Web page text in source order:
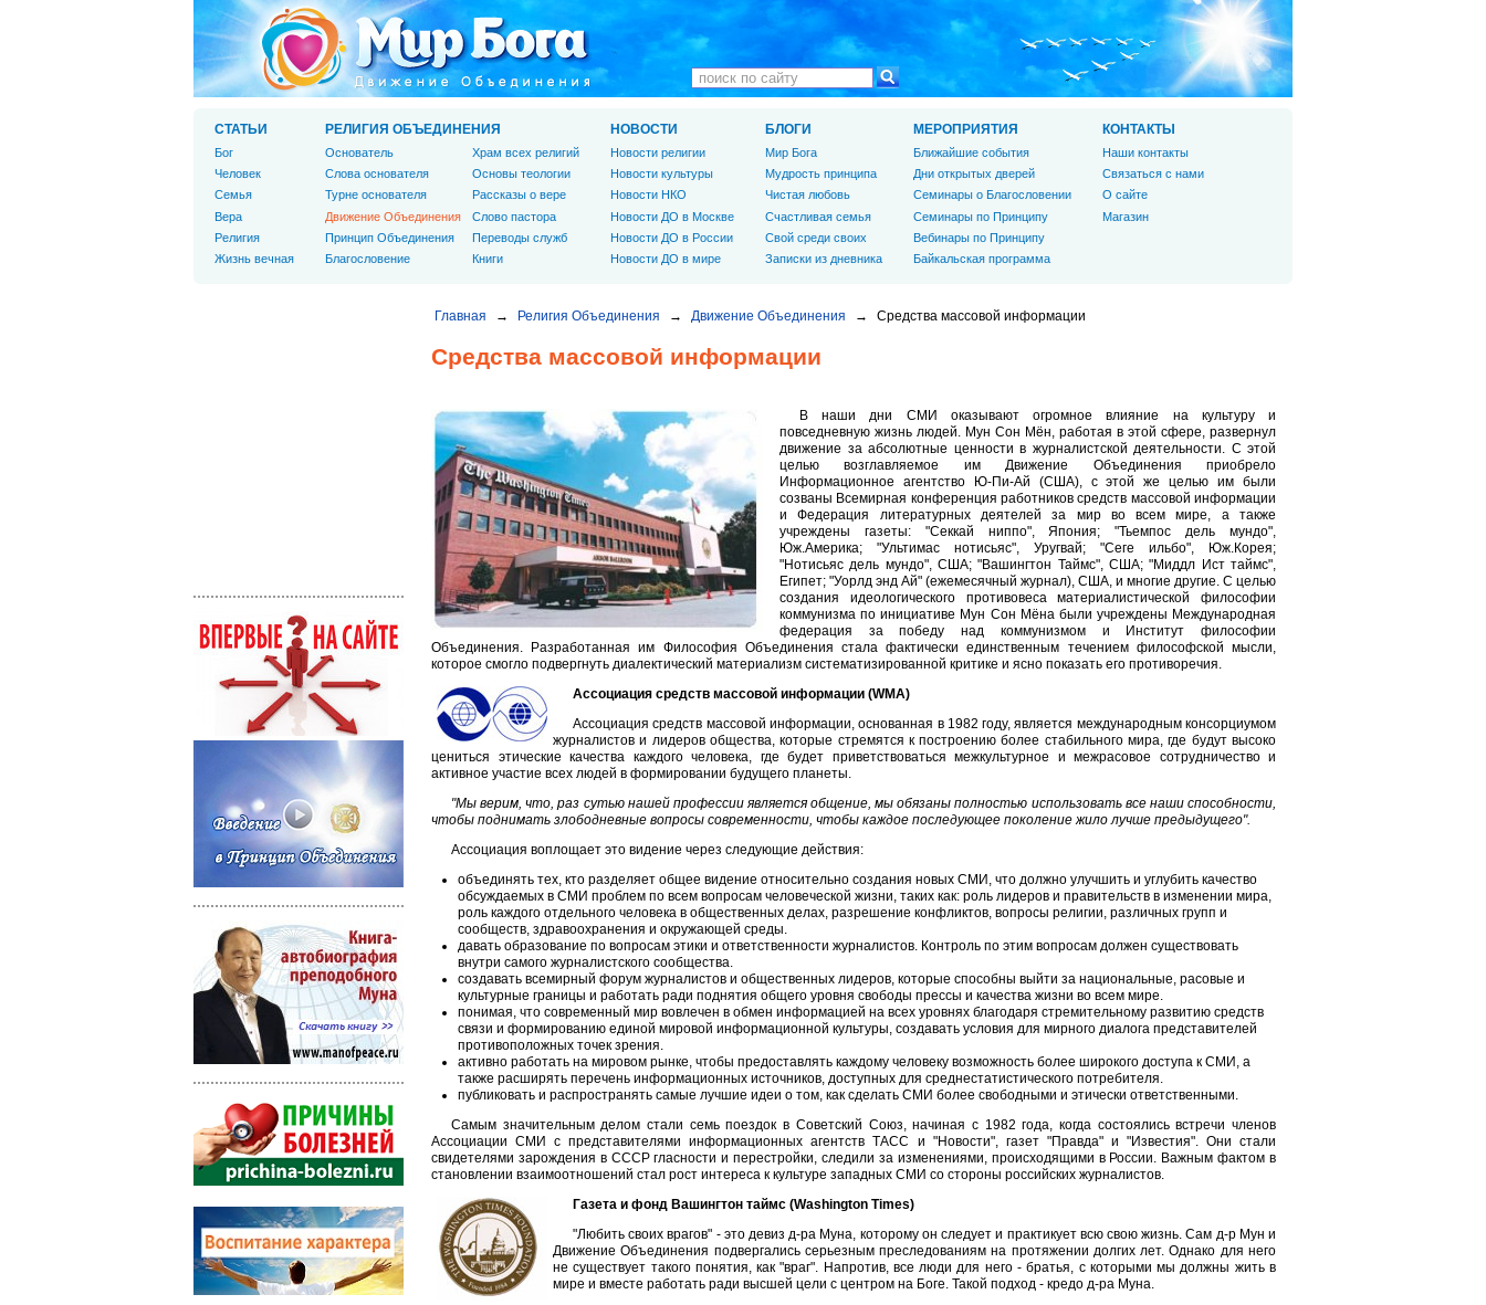
Главная → Религия Объединения → Движение Объединения → Средства массовой информации
Средства массовой информации
В наши дни СМИ оказывают огромное влияние на культуру и
повседневную жизнь людей. Мун Сон Мён, работая в этой сфере, развернул
движение за абсолютные ценности в журналистской деятельности. С этой
целью возглавляемое им Движение Объединения приобрело
Информационное агентство Ю-Пи-Ай (США), с этой же целью им были
созваны Всемирная конференция работников средств массовой информации
и Федерация литературных деятелей за мир во всем мире, а также
учреждены газеты: "Секкай ниппо", Япония; "Тьемпос дель мундо",
Юж.Америка; "Ультимас нотисьяс", Уругвай; "Сеге ильбо", Юж.Корея;
"Нотисьяс дель мундо", США; "Вашингтон Таймс", США; "Миддл Ист таймс",
Египет; "Уорлд энд Ай" (ежемесячный журнал), США, и многие другие. С целью
создания идеологического противовеса материалистической философии
коммунизма по инициативе Мун Сон Мёна были учреждены Международная
федерация за победу над коммунизмом и Институт философии
Объединения. Разработанная им Философия Объединения стала фактически единственным течением философской мысли,
которое смогло подвергнуть диалектический материализм систематизированной критике и ясно показать его противоречия.
Ассоциация средств массовой информации (WMA)
Ассоциация средств массовой информации, основанная в 1982 году, является международным консорциумом
журналистов и лидеров общества, которые стремятся к построению более стабильного мира, где будут высоко
цениться этические качества каждого человека, где будет приветствоваться межкультурное и межрасовое сотрудничество и
активное участие всех людей в формировании будущего планеты.
"Мы верим, что, раз сутью нашей профессии является общение, мы обязаны полностью использовать все наши способности,
чтобы поднимать злободневные вопросы современности, чтобы каждое последующее поколение жило лучше предыдущего".
Ассоциация воплощает это видение через следующие действия:
объединять тех, кто разделяет общее видение относительно создания новых СМИ, что должно улучшить и углубить качество
обсуждаемых в СМИ проблем по всем вопросам человеческой жизни, таких как: роль лидеров и правительств в изменении мира,
роль каждого отдельного человека в общественных делах, разрешение конфликтов, вопросы религии, различных групп и
сообществ, здравоохранения и окружающей среды.
давать образование по вопросам этики и ответственности журналистов. Контроль по этим вопросам должен существовать
внутри самого журналистского сообщества.
создавать всемирный форум журналистов и общественных лидеров, которые способны выйти за национальные, расовые и
культурные границы и работать ради поднятия общего уровня свободы прессы и качества жизни во всем мире.
понимая, что современный мир вовлечен в обмен информацией на всех уровнях благодаря стремительному развитию средств
связи и формированию единой мировой информационной культуры, создавать условия для мирного диалога представителей
противоположных точек зрения.
активно работать на мировом рынке, чтобы предоставлять каждому человеку возможность более широкого доступа к СМИ, а
также расширять перечень информационных источников, доступных для среднестатистического потребителя.
публиковать и распространять самые лучшие идеи о том, как сделать СМИ более свободными и этически ответственными.
Самым значительным делом стали семь поездок в Советский Союз, начиная с 1982 года, когда состоялись встречи членов
Ассоциации СМИ с представителями информационных агентств ТАСС и "Новости", газет "Правда" и "Известия". Они стали
свидетелями зарождения в СССР гласности и перестройки, следили за изменениями, происходящими в России. Важным фактом в
становлении взаимоотношений стал рост интереса к культуре западных СМИ со стороны российских журналистов.
Газета и фонд Вашингтон таймс (Washington Times)
"Любить своих врагов" - это девиз д-ра Муна, которому он следует и практикует всю свою жизнь. Сам д-р Мун и
Движение Объединения подвергались серьезным преследованиям на протяжении долгих лет. Однако для него
не существует такого понятия, как "враг". Напротив, все люди для него - братья, с которыми мы должны жить в
мире и вместе работать ради высшей цели с центром на Боге. Такой подход - кредо д-ра Муна.
СТАТЬИ
Бог
Человек
Cемья
Вера
Религия
Жизнь вечная
РЕЛИГИЯ ОБЪЕДИНЕНИЯ
Основатель
Слова основателя
Турне основателя
Движение Объединения
Принцип Объединения
Благословение
Храм всех религий
Основы теологии
Рассказы о вере
Слово пастора
Переводы служб
Книги
НОВОСТИ
Новости религии
Новости культуры
Новости НКО
Новости ДО в Москве
Новости ДО в России
Новости ДО в мире
БЛОГИ
Мир Бога
Мудрость принципа
Чистая любовь
Счастливая семья
Свой среди своих
Записки из дневника
МЕРОПРИЯТИЯ
Ближайшие события
Дни открытых дверей
Семинары о Благословении
Семинары по Принципу
Вебинары по Принципу
Байкальская программа
КОНТАКТЫ
Наши контакты
Связаться с нами
О сайте
Магазин